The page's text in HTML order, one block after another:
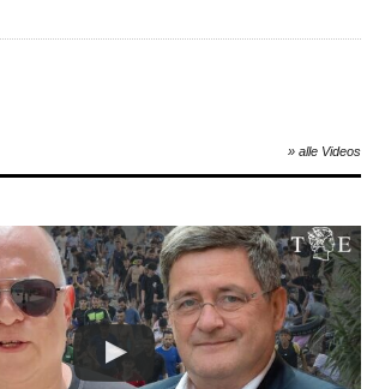
» alle Videos